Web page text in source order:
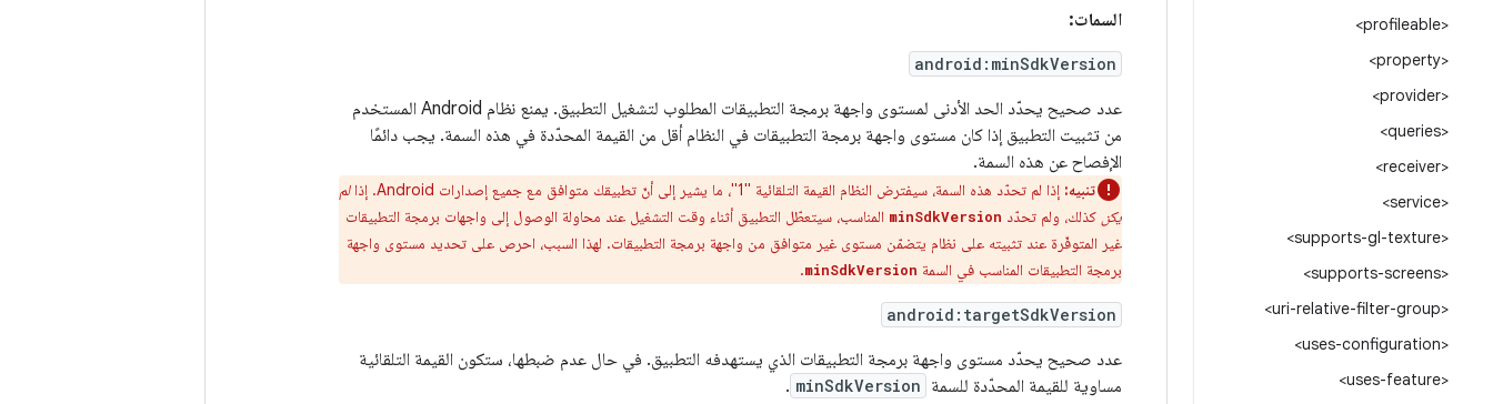
<profileable>
<property>
<provider>
<queries>
<receiver>
<service>
<supports-gl-texture>
<supports-screens>
<uri-relative-filter-group>
<uses-configuration>
<uses-feature>
السمات:
android:minSdkVersion
عدد صحيح يحدّد الحد الأدنى لمستوى واجهة برمجة التطبيقات المطلوب لتشغيل التطبيق. يمنع نظام Android المستخدم
من تثبيت التطبيق إذا كان مستوى واجهة برمجة التطبيقات في النظام أقل من القيمة المحدّدة في هذه السمة. يجب دائمًا
الإفصاح عن هذه السمة.
تنبيه: إذا لم تحدّد هذه السمة، سيفترض النظام القيمة التلقائية "1"، ما يشير إلى أنّ تطبيقك متوافق مع جميع إصدارات Android. إذا
لم
يكن كذلك، ولم تحدّد minSdkVersion المناسب، سيتعطّل التطبيق أثناء وقت التشغيل عند محاولة الوصول إلى واجهات برمجة التطبيقات
غير المتوفّرة عند تثبيته على نظام يتضمّن مستوى غير متوافق من واجهة برمجة التطبيقات. لهذا السبب، احرص على تحديد مستوى واجهة
برمجة التطبيقات المناسب في السمة minSdkVersion
.
android:targetSdkVersion
عدد صحيح يحدّد مستوى واجهة برمجة التطبيقات الذي يستهدفه التطبيق. في حال عدم ضبطها، ستكون القيمة التلقائية
مساوية للقيمة المحدّدة للسمة minSdkVersion
.